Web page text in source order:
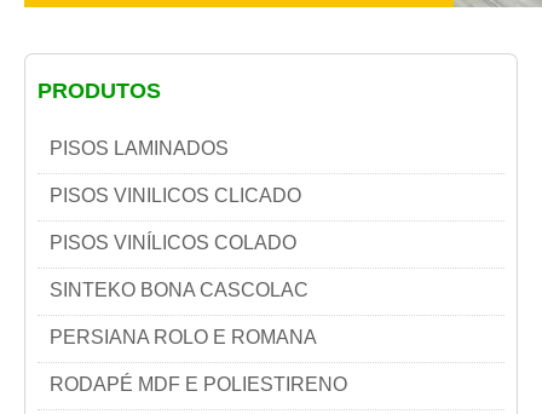
PRODUTOS
PISOS LAMINADOS
PISOS VINILICOS CLICADO
PISOS VINÍLICOS COLADO
SINTEKO BONA CASCOLAC
PERSIANA ROLO E ROMANA
RODAPÉ MDF E POLIESTIRENO